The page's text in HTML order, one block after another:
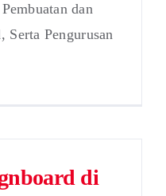
dan
Serta Pengurusan
di